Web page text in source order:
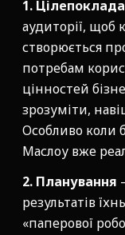
1.
аудиторії, щоб
створюється
потребам
цінностей
зрозуміти,
Особливо коли
Маслоу вже
2. Планування
результатів
«паперової